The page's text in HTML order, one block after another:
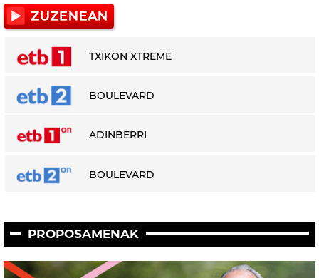
TXIKON XTREME
BOULEVARD
ADINBERRI
BOULEVARD
PROPOSAMENAK